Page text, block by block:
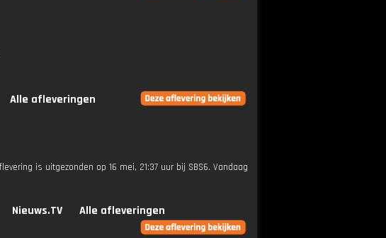
Alle afleveringen
is uitgezonden op 16 mei, 21:37 uur bij SBS6. Vandaag
Nieuws.TV Alle afleveringen